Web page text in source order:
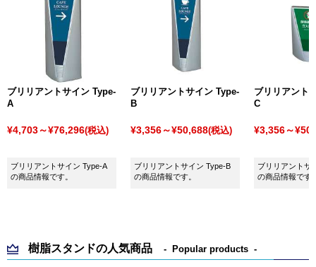
ブリリアントサイン Type-
A
¥4,703～¥76,296(税込)
ブリリアントサイン Type-A
の商品情報です。
ブリリアントサイン Type-
B
¥3,356～¥50,688(税込)
ブリリアントサイン Type-B
の商品情報です。
ブリリアント
C
¥3,356～
ブリリアントサ
の商品情報です
樹脂スタンドの人気商品 Popular products